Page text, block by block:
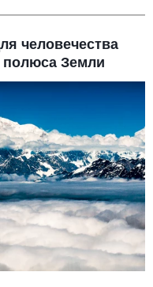
человечества
Земли